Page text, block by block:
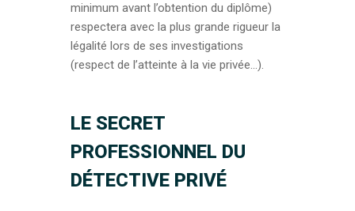
minimum avant l’obtention du diplôme)
respectera avec la plus grande rigueur la
légalité lors de ses investigations
(respect de l’atteinte à la vie privée…).
LE SECRET
PROFESSIONNEL DU
DÉTECTIVE PRIVÉ